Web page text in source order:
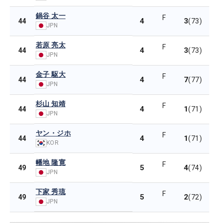
44
鍋谷 太一
JPN 4 F 3(73)
44
若原 亮太
JPN 4 F 3(73)
44
金子 駆大
JPN 4 F 7(77)
44
杉山 知靖
JPN 4 F 1(71)
44
ヤン・ジホ
KOR 4 F 1(71)
49
幡地 隆寛
JPN 5 F 4(74)
49
下家 秀琉
JPN 5 F 2(72)